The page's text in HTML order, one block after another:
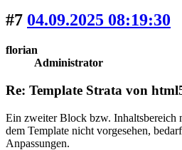
#7 04.09.2025 08:19:30
florian
Administrator
Re: Template Strata von
Ein zweiter Block bzw. Inhaltsbereich
dem Template nicht vorgesehen,
Anpassungen.